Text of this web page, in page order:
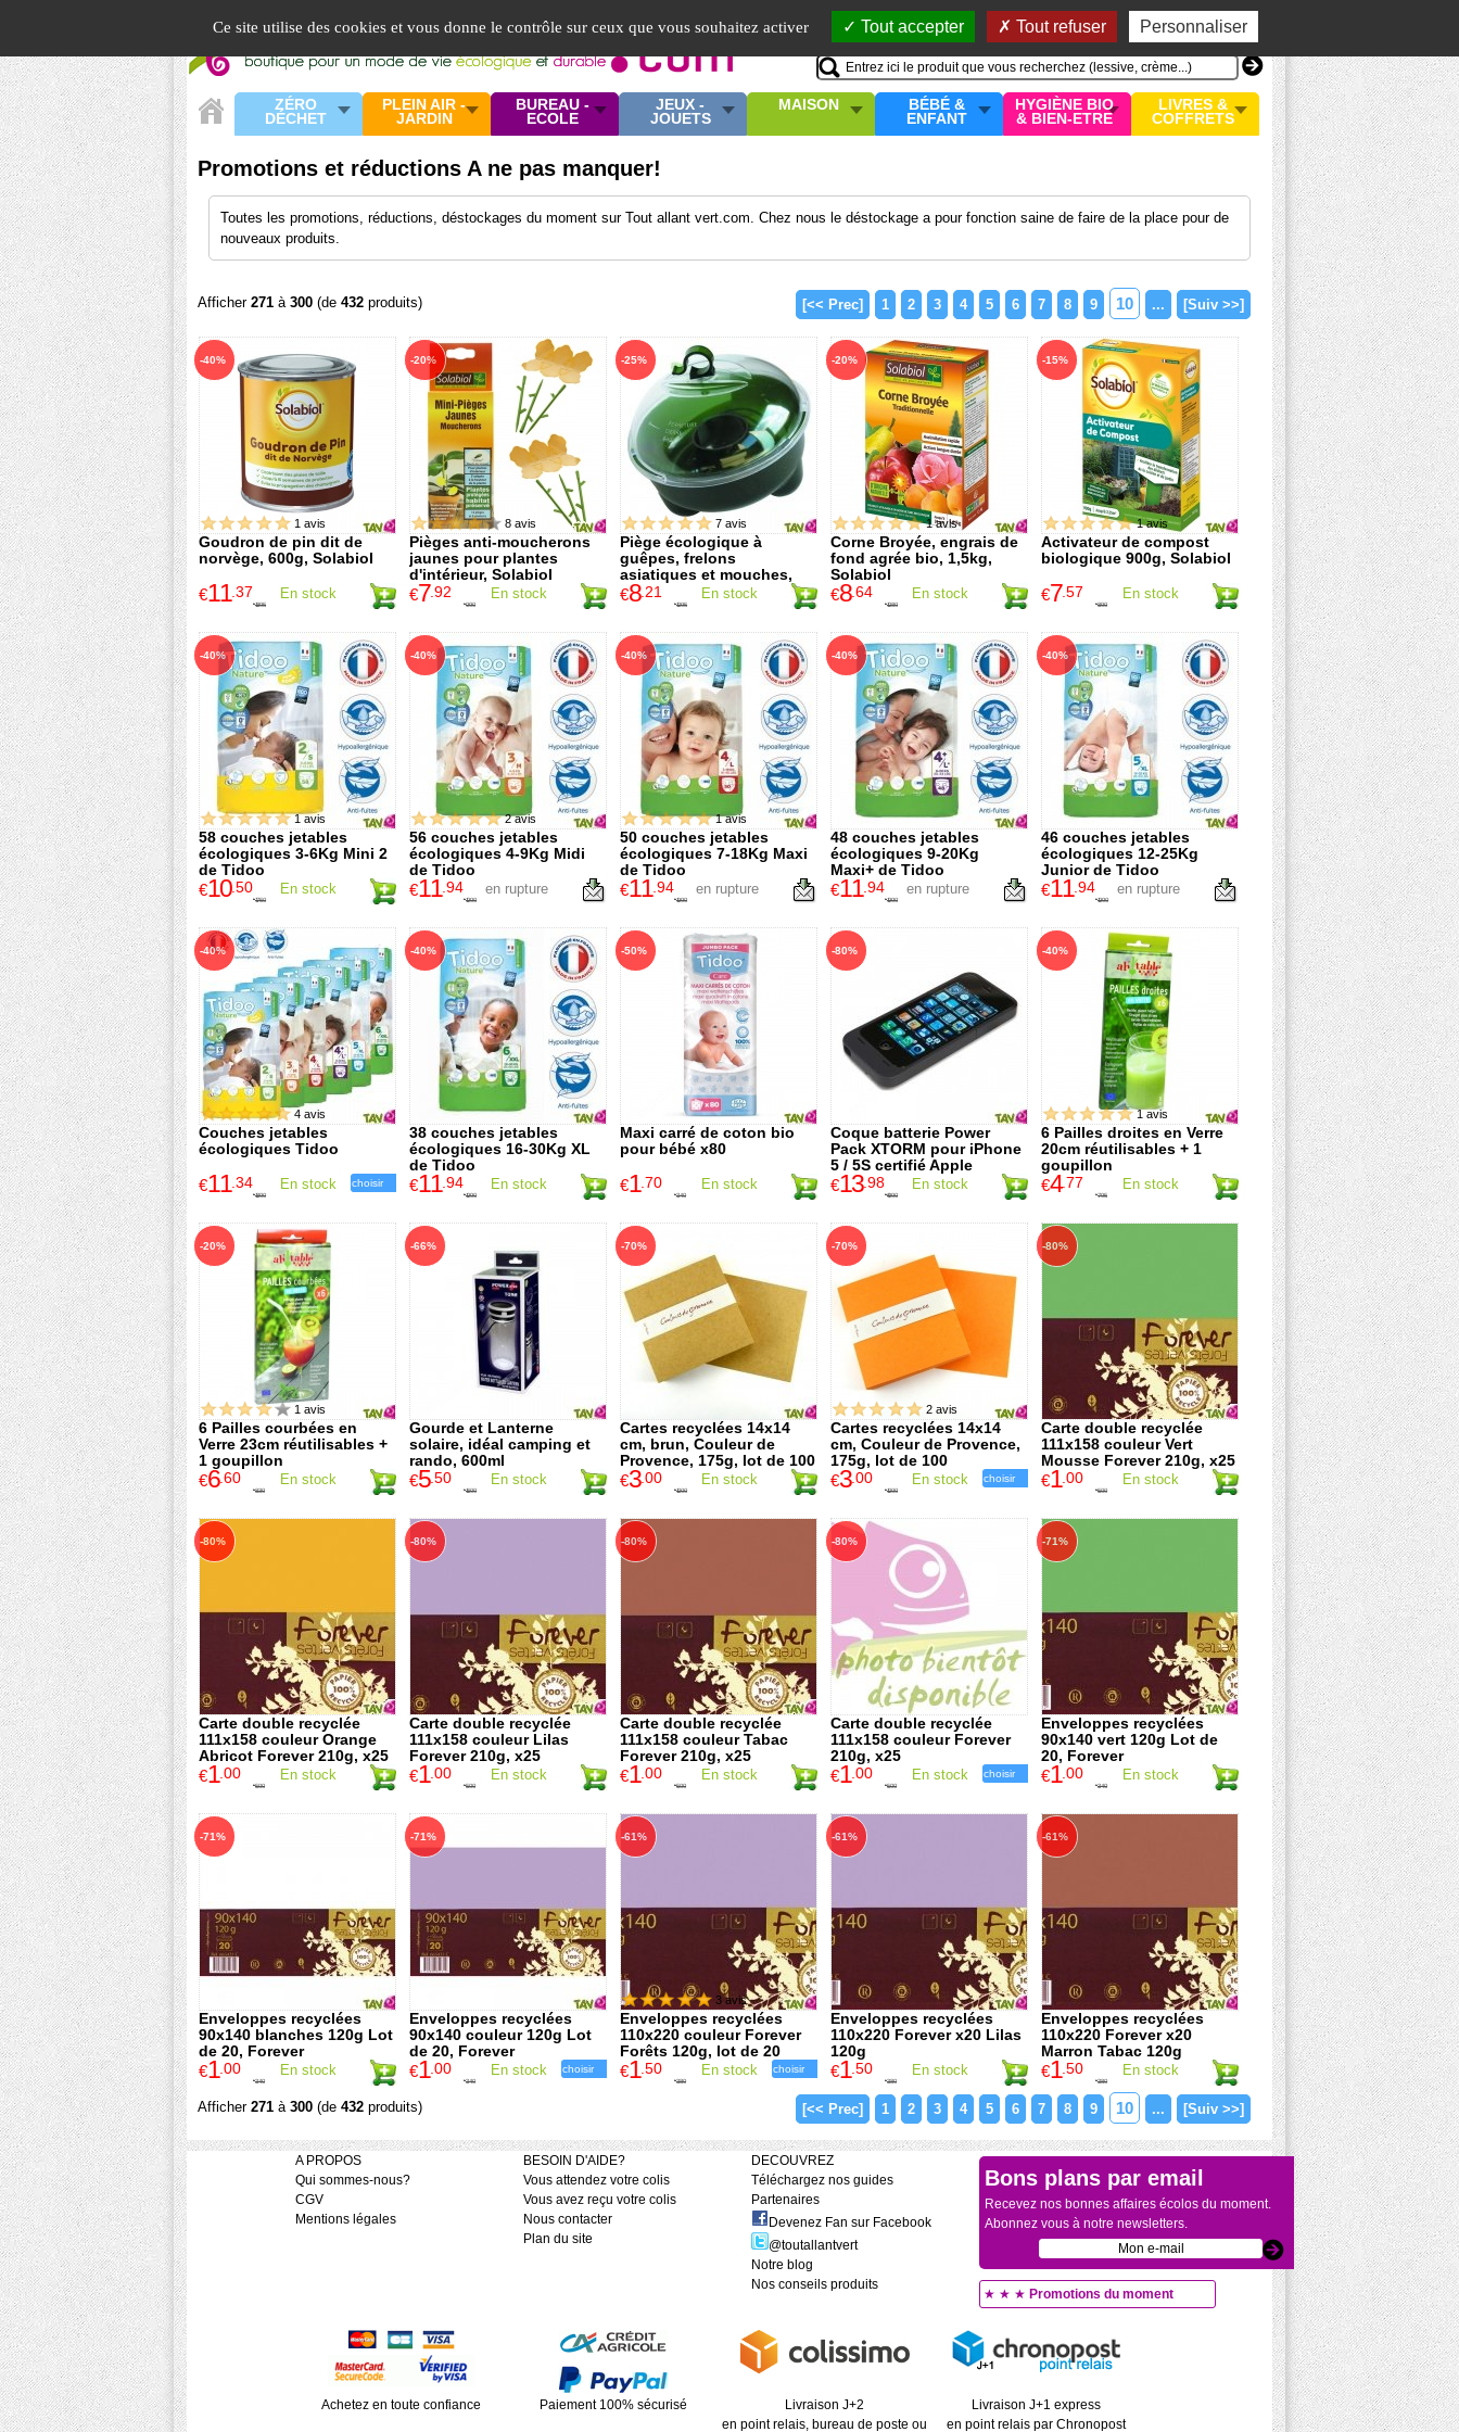
Ce site utilise des cookies et vous donne le contrôle sur ceux que vous souhaitez activer Tout accepter Tout refuser Personnaliser
Mon compte
MON PANIER
0 article
ZÉRO
DÉCHET
PLEIN AIR -
JARDIN
BUREAU -
ECOLE
JEUX -
JOUETS
MAISON
BÉBÉ &
ENFANT
HYGIÈNE BIO
& BIEN-ETRE
LIVRES &
COFFRETS
Promotions et réductions A ne pas manquer!
Toutes les promotions, réductions, déstockages du moment sur Tout allant vert.com. Chez nous le déstockage a pour fonction saine de faire de la place pour de
nouveaux produits.
Afficher 271 à 300 (de 432 produits) [<< Prec] 1 2 3 4 5 6 7 8 9 10 ... [Suiv >>]
Goudron de pin dit de
norvège, 600g, Solabiol
-40%
€18.95
€11 .37 En stock
1 avis
Pièges anti-moucherons
jaunes pour plantes
d'intérieur, Solabiol
-20%
€9.90
€7.92 En stock
8 avis
Piège écologique à
guêpes, frelons
asiatiques et mouches,
volume: 2.4L. Guêp'Clac.
-25%
€10.95
€8.21 En stock
7 avis
Corne Broyée, engrais de
fond agrée bio, 1,5kg,
Solabiol
-20%
€10.80
€8.64 En stock
1 avis
Activateur de compost
biologique 900g, Solabiol
-15%
€8.90
€7.57 En stock
1 avis
58 couches jetables
écologiques 3-6Kg Mini 2
de Tidoo
-40%
€17.50
€10.50 En stock
1 avis
56 couches jetables
écologiques 4-9Kg Midi
de Tidoo
-40%
€19.90
€11 .94 en rupture
2 avis
50 couches jetables
écologiques 7-18Kg Maxi
de Tidoo
-40%
€19.90
€11 .94 en rupture
1 avis
48 couches jetables
écologiques 9-20Kg
Maxi+ de Tidoo
-40%
€19.90
€11 .94 en rupture
46 couches jetables
écologiques 12-25Kg
Junior de Tidoo
-40%
€19.90
€11 .94 en rupture
Couches jetables
écologiques Tidoo
-40%
€18.90
€11 .34 En stock choisir
4 avis
38 couches jetables
écologiques 16-30Kg XL
de Tidoo
-40%
€19.90
€11 .94 En stock
Maxi carré de coton bio
pour bébé x80
-50%
€3.40
€1 .70 En stock
Coque batterie Power
Pack XTORM pour iPhone
5 / 5S certifié Apple
-80%
€69.90
€13.98 En stock
6 Pailles droites en Verre
20cm réutilisables + 1
goupillon
-40%
€7.95
€4 .77 En stock
1 avis
6 Pailles courbées en
Verre 23cm réutilisables +
1 goupillon
-20%
€8.30
€6.60 En stock
1 avis
Gourde et Lanterne
solaire, idéal camping et
rando, 600ml
-66%
€16.00
€5.50 En stock
Cartes recyclées 14x14
cm, brun, Couleur de
Provence, 175g, lot de 100
-70%
€10.00
€3.00 En stock
Cartes recyclées 14x14
cm, Couleur de Provence,
175g, lot de 100
-70%
€10.00
€3.00 En stock choisir
2 avis
Carte double recyclée
111x158 couleur Vert
Mousse Forever 210g, x25
-80%
€5.00
€1 .00 En stock
Carte double recyclée
111x158 couleur Orange
Abricot Forever 210g, x25
-80%
€5.00
€1 .00 En stock
Carte double recyclée
111x158 couleur Lilas
Forever 210g, x25
-80%
€5.00
€1 .00 En stock
Carte double recyclée
111x158 couleur Tabac
Forever 210g, x25
-80%
€5.00
€1 .00 En stock
Carte double recyclée
111x158 couleur Forever
210g, x25
-80%
€5.00
€1 .00 En stock choisir
Enveloppes recyclées
90x140 vert 120g Lot de
20, Forever
-71%
€3.40
€1 .00 En stock
Enveloppes recyclées
90x140 blanches 120g Lot
de 20, Forever
-71%
€3.40
€1 .00 En stock
Enveloppes recyclées
90x140 couleur 120g Lot
de 20, Forever
-71%
€3.40
€1 .00 En stock choisir
Enveloppes recyclées
110x220 couleur Forever
Forêts 120g, lot de 20
-61%
€3.80
€1 .50 En stock choisir
3 avis
Enveloppes recyclées
110x220 Forever x20 Lilas
120g
-61%
€3.80
€1 .50 En stock
Enveloppes recyclées
110x220 Forever x20
Marron Tabac 120g
-61%
€3.80
€1 .50 En stock
Afficher 271 à 300 (de 432 produits) [<< Prec] 1 2 3 4 5 6 7 8 9 10 ... [Suiv >>]
A PROPOS
Qui sommes-nous?
CGV
Mentions légales
BESOIN D'AIDE?
Vous attendez votre colis
Vous avez reçu votre colis
Nous contacter
Plan du site
DECOUVREZ
Téléchargez nos guides
Partenaires
Devenez Fan sur Facebook
@toutallantvert
Notre blog
Nos conseils produits
Bons plans par email
Recevez nos bonnes affaires écolos du moment.
Abonnez vous à notre newsletters.
★ ★ ★ Promotions du moment
Achetez en toute confiance Paiement 100% sécurisé
Livraison J+2
en point relais, bureau de poste ou
Livraison J+1 express
en point relais par Chronopost